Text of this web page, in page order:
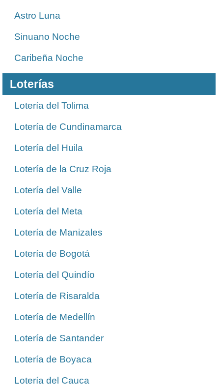
Astro Luna
Sinuano Noche
Caribeña Noche
Loterías
Lotería del Tolima
Lotería de Cundinamarca
Lotería del Huila
Lotería de la Cruz Roja
Lotería del Valle
Lotería del Meta
Lotería de Manizales
Lotería de Bogotá
Lotería del Quindío
Lotería de Risaralda
Lotería de Medellín
Lotería de Santander
Lotería de Boyaca
Lotería del Cauca